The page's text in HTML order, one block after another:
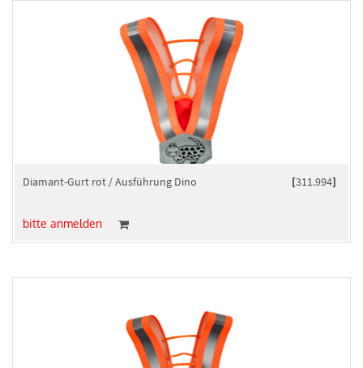
[311.994]
Diamant-Gurt rot / Ausführung Dino
bitte anmelden